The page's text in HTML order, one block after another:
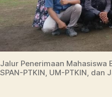
Jalur Penerimaan Mahasiswa
SPAN-PTKIN, UM-PTKIN, dan